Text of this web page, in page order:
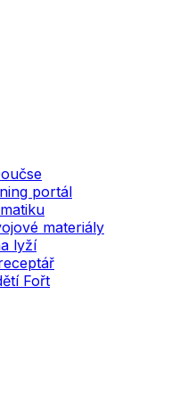
portál
materiály
lyží
Fořt